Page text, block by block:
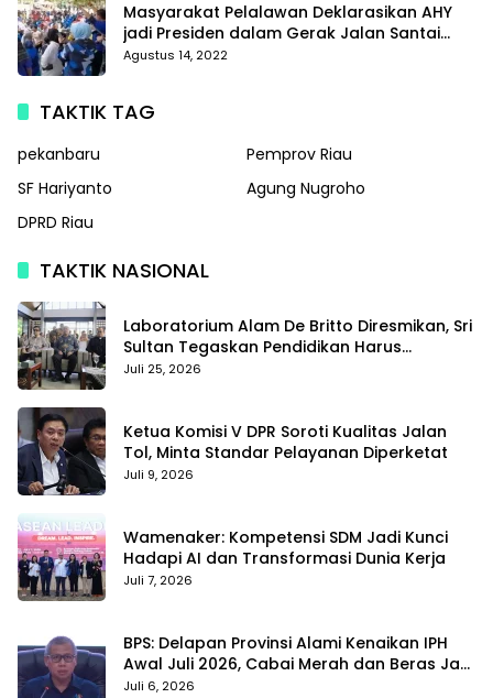
Masyarakat Pelalawan Deklarasikan AHY
jadi Presiden dalam Gerak Jalan Santai
Partai Demokrat
Agustus 14, 2022
TAKTIK TAG
pekanbaru
Pemprov Riau
SF Hariyanto
Agung Nugroho
DPRD Riau
TAKTIK NASIONAL
Laboratorium Alam De Britto Diresmikan, Sri
Sultan Tegaskan Pendidikan Harus
Membentuk Karakter
Juli 25, 2026
Ketua Komisi V DPR Soroti Kualitas Jalan
Tol, Minta Standar Pelayanan Diperketat
Juli 9, 2026
Wamenaker: Kompetensi SDM Jadi Kunci
Hadapi AI dan Transformasi Dunia Kerja
Juli 7, 2026
BPS: Delapan Provinsi Alami Kenaikan IPH
Awal Juli 2026, Cabai Merah dan Beras Jadi
Pemicu
Juli 6, 2026